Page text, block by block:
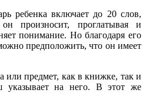
ребенка включает до 20 слов,
произносит, проглатывая и
понимание. Но благодаря его
предположить, что он имеет
или предмет, как в книжке, так и
указывает на него. В этот же